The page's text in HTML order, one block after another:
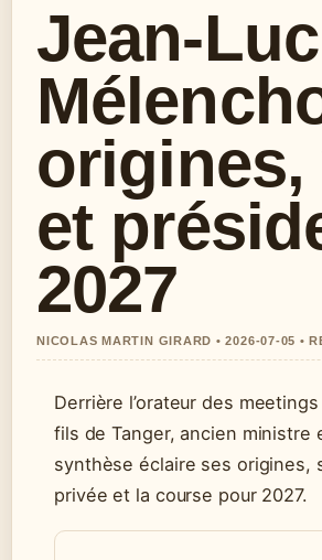
Jean-Luc
origines,
et
2027
NICOLAS MARTIN GIRARD • 2026-07-05 •
Derrière l’orateur des
fils de Tanger, ancien
synthèse éclaire ses origines,
privée et la course pour 2027.